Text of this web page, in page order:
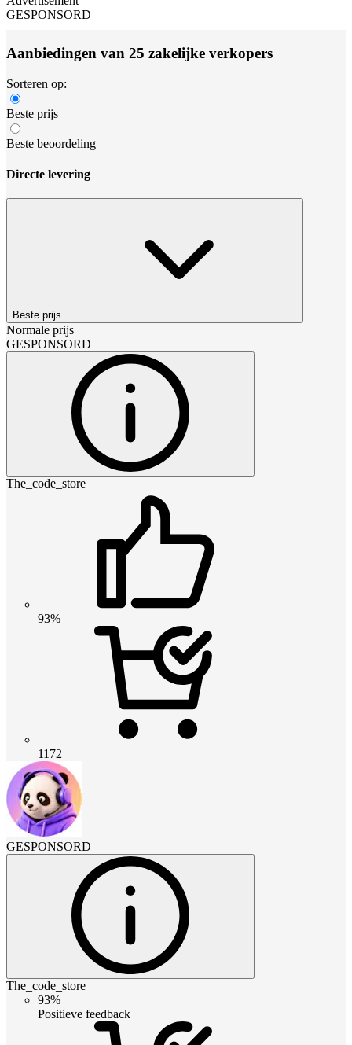
GESPONSORD
Aanbiedingen van 25 zakelijke verkopers
Sorteren op:
Beste prijs
Beste beoordeling
Directe levering
Beste prijs
Normale prijs
GESPONSORD
The_code_store
93%
1172
GESPONSORD
The_code_store
93%
Positieve feedback